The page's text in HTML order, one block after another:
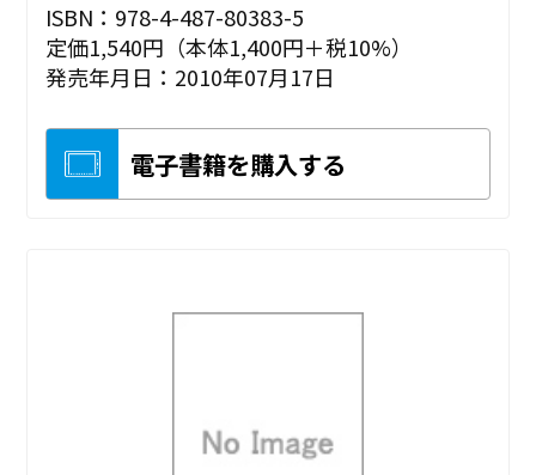
ISBN：978-4-487-80383-5
定価1,540円（本体1,400円＋税10%）
発売年月日：2010年07月17日
電子書籍を購入する